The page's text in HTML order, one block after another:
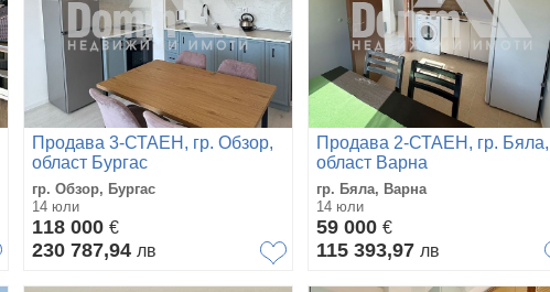
Продава 3-СТАЕН, гр. Обзор,
област Бургас
гр. Обзор, Бургас
14 юли
118 000 €
230 787,94 лв
Продава 2-СТАЕН, гр. Бяла,
област Варна
гр. Бяла, Варна
14 юли
59 000 €
115 393,97 лв